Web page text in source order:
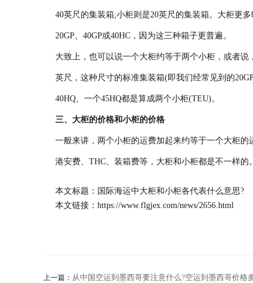
40英尺的集装箱;小柜则是20英尺的集装箱。大柜更
20GP、40GP或40HC，因为这三种箱子更普遍。
大致上，也可以说一个大柜约等于两个小柜，或者说
英尺，这种尺寸的标准集装箱(即我们经常见到的
40HQ、一个45HQ都是算成两个小柜(TEU)。
三、大柜的价格和小柜的价格
一般来讲，两个小柜的运费加起来约等于一个大柜
港安费、THC、装箱费等，大柜和小柜都是不一样的。
本文标题：国际海运中大柜和小柜各代表什么意思?
本文链接： https://www.flgjex.com/news/2656.html
上一篇： 从中国空运到墨西哥要注意什么?空运到墨西哥价格